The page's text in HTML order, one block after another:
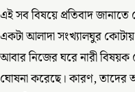
এই সব বিষয়ে প্রতিবাদ জানাতে
একটা আলাদা সংখ্যালঘুর
আবার নিজের ঘরে নারী বিষয়ক
ঘোষনা করেছে। কারণ, তাদের